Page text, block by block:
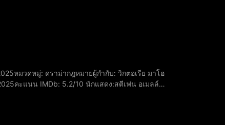
คะแนน IMDb: 5.2/10 ​นักแสดง:สตีเฟน อเมลล์